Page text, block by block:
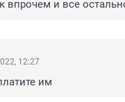
впрочем и все
12:27
им